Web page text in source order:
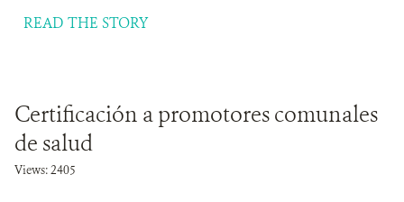
READ THE STORY
Certificación a promotores comunales
de salud
Views: 2405